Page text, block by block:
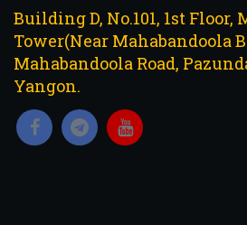
Building D, No.101, 1st Floor,
Tower(Near Mahabandoola
Mahabandoola Road,
Yangon.